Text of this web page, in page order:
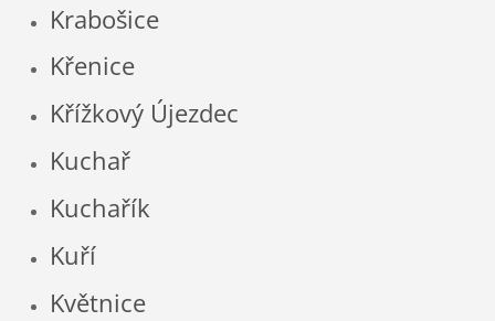
Krabošice
Křenice
Křížkový Újezdec
Kuchař
Kuchařík
Kuří
Květnice